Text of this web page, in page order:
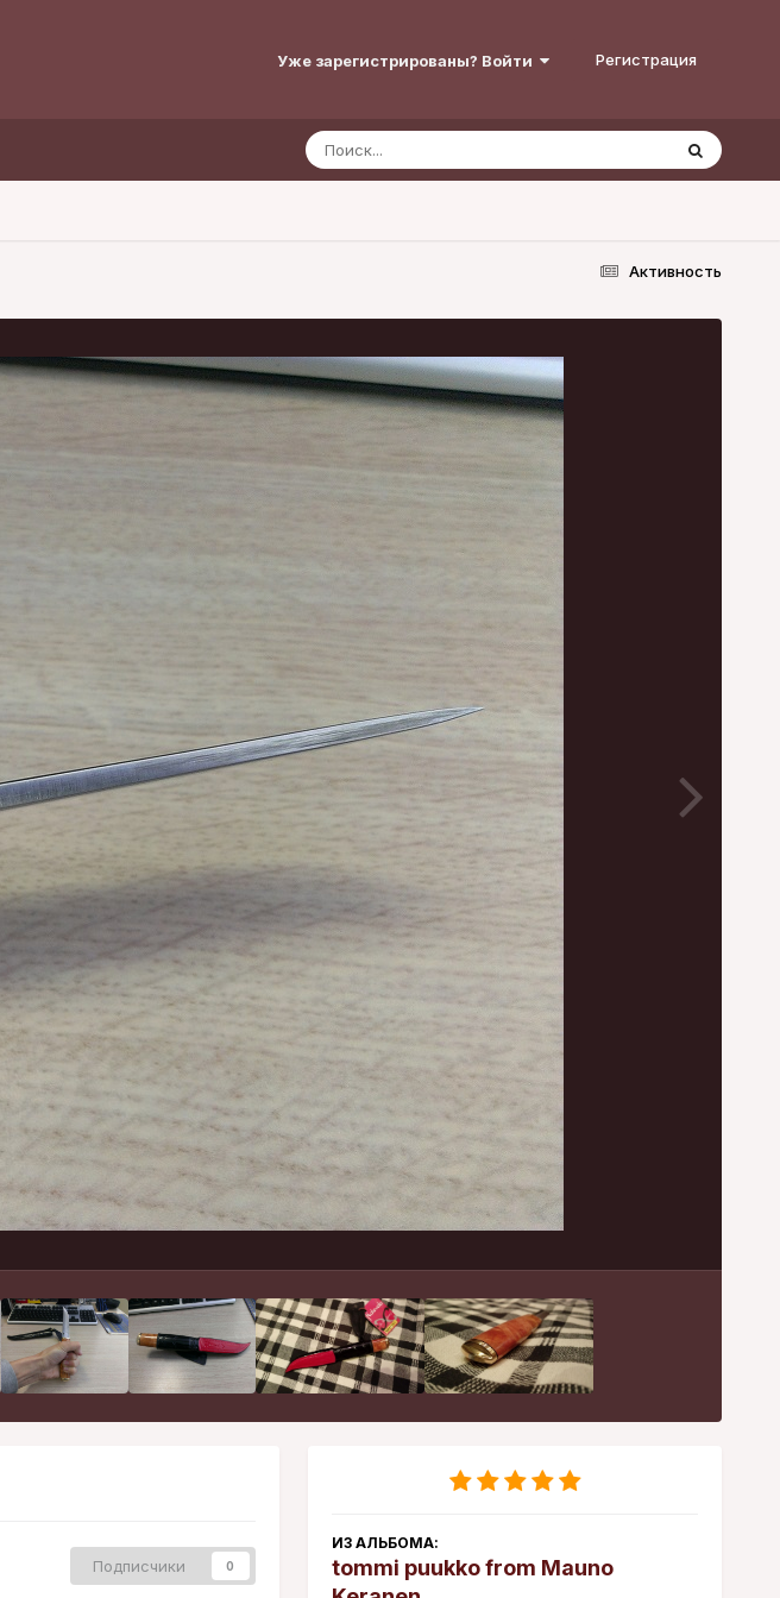
Уже зарегистрированы? Войти Регистрация
Активность
Подписчики 0
ИЗ АЛЬБОМА:
tommi puukko from Mauno